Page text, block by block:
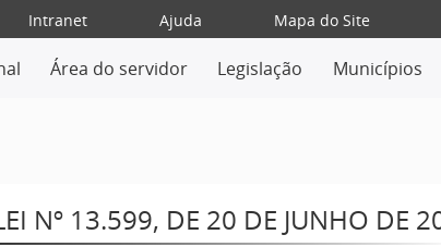
Intranet Ajuda Mapa do Site
Área do servidor Legislação Municípios
Nº 13.599, DE 20 DE JUNHO DE